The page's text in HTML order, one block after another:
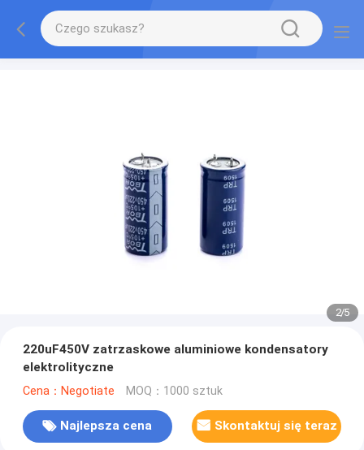
2/5
220uF450V zatrzaskowe aluminiowe kondensatory
elektrolityczne
Cena：Negotiate MOQ：1000 sztuk
Najlepsza cena Skontaktuj się teraz